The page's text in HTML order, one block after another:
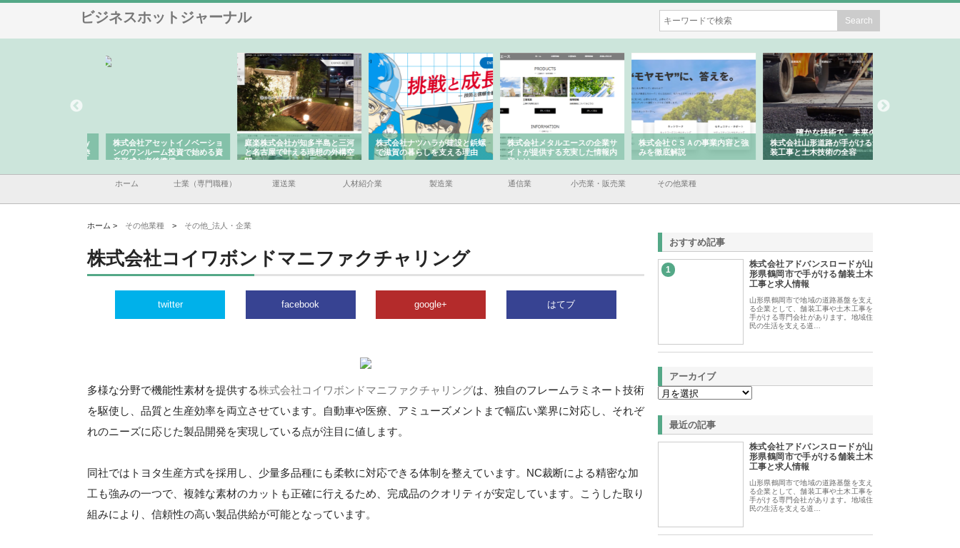
ビジネスホットジャーナル
株式会社アセットイノベーショ
ンのワンルーム投資で始める資
産形成と老後準備
庭楽株式会社が知多半島と三河
と名古屋で叶える理想の外構空
間
株式会社ナツハラが建設と鋲螺
で滋賀の暮らしを支える理由
株式会社メタルエースの企業サ
イトが提供する充実した情報内
容とは
株式会社ＣＳＡの事業内容と強
みを徹底解説
株式会社山形道路が手がける舗
装工事と土木技術の全容
ホーム 士業（専門職種） 運送業 人材紹介業 製造業 通信業 小売業・販売業 その他業種
ホーム > その他業種 > その他_法人・企業
株式会社コイワボンドマニファクチャリング
twitter facebook google+ はてブ
多様な分野で機能性素材を提供する株式会社コイワボンドマニファクチャリングは、独自のフレームラミネート技術
を駆使し、品質と生産効率を両立させています。自動車や医療、アミューズメントまで幅広い業界に対応し、それぞ
れのニーズに応じた製品開発を実現している点が注目に値します。
同社ではトヨタ生産方式を採用し、少量多品種にも柔軟に対応できる体制を整えています。NC裁断による精密な加
工も強みの一つで、複雑な素材のカットも正確に行えるため、完成品のクオリティが安定しています。こうした取り
組みにより、信頼性の高い製品供給が可能となっています。
おすすめ記事
1
株式会社アドバンスロードが山
形県鶴岡市で手がける舗装土木
工事と求人情報
山形県鶴岡市で地域の道路基盤を支え
る企業として、舗装工事や土木工事を
手がける専門会社があります。地域住
民の生活を支える道…
アーカイブ
最近の記事
株式会社アドバンスロードが山
形県鶴岡市で手がける舗装土木
工事と求人情報
山形県鶴岡市で地域の道路基盤を支え
る企業として、舗装工事や土木工事を
手がける専門会社があります。地域住
民の生活を支える道…